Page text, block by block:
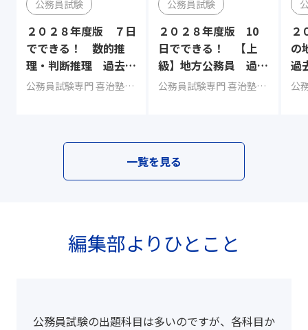
公務員試験
２０２８年度版 ７日
でできる！ 数的推
理・判断推理 過去問
ベスト
公務員試験専門 喜治塾（編集）
公務員試験
２０２８年度版 10
日でできる！ 【上
級】地方公務員 過去
問ベスト
公務員試験専門 喜治塾（編集）
の
過
一覧を見る
編集部よりひとこと
公務員試験の出題科目は多いのですが、各科目か